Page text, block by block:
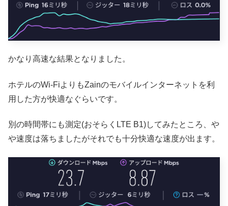
かなり高速な結果となりました。
ホテルのWi-FiよりもZainのモバイルインターネットを利
用した方が快適なぐらいです。
別の時間帯にも測定(おそらくLTE B1)してみたところ、や
や速度は落ちましたがそれでも十分快適な速度が出ます。